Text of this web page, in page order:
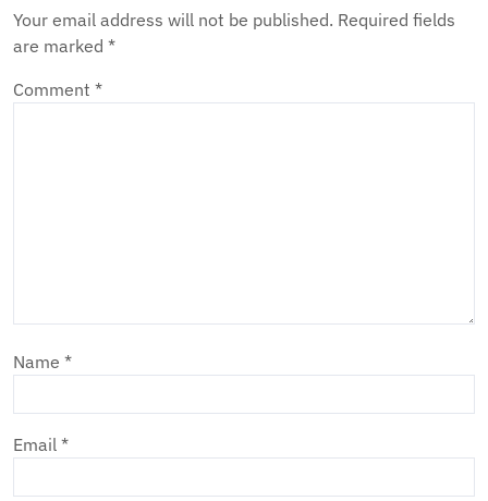
Your email address will not be published. Required fields
are marked *
Comment *
Name *
Email *